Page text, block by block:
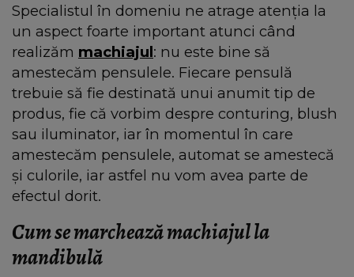
Specialistul în domeniu ne atrage atenția la
un aspect foarte important atunci când
realizăm machiajul: nu este bine să
amestecăm pensulele. Fiecare pensulă
trebuie să fie destinată unui anumit tip de
produs, fie că vorbim despre conturing, blush
sau iluminator, iar în momentul în care
amestecăm pensulele, automat se amestecă
și culorile, iar astfel nu vom avea parte de
efectul dorit.
Cum se marchează machiajul la
mandibulă